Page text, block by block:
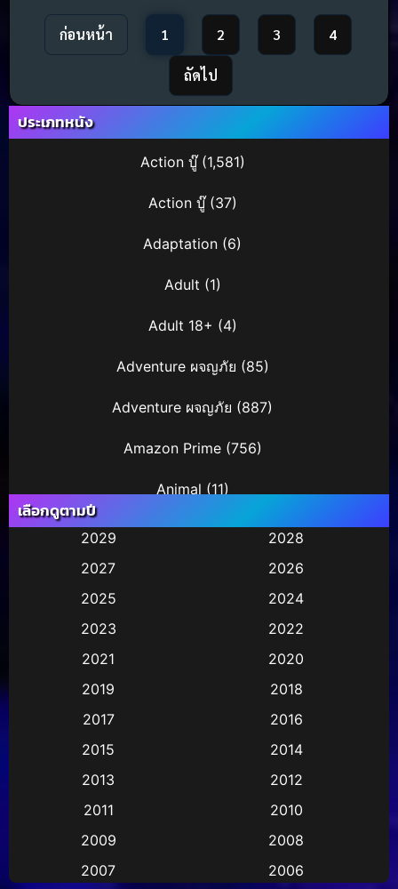
ก่อนหน้า 1 2 3 4
ถัดไป
ประเภทหนัง
Action บู๊(1,581)
Action บู๊(37)
Adaptation (6)
Adult (1)
Adult 18+ (4)
Adventure ผจญภัย (85)
Adventure ผจญภัย (887)
Amazon Prime(756)
Animal (11)
Animation การ์ตูน(245)
เลือกดูตามปี
2029
2028
2027
2026
2025
2024
2023
2022
2021
2020
2019
2018
2017
2016
2015
2014
2013
2012
2011
2010
2009
2008
2007
2006